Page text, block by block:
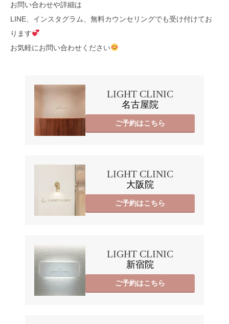
お問い合わせや詳細は
LINE、インスタグラム、無料カウンセリングでも受け付けてお
ります
お気軽にお問い合わせください
LIGHT CLINIC
名古屋院
ご予約はこちら
LIGHT CLINIC
大阪院
ご予約はこちら
LIGHT CLINIC
新宿院
ご予約はこちら